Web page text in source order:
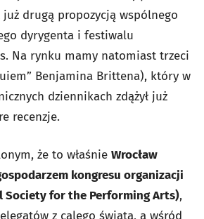
drugą propozycją wspólnego
dyrygenta i festiwalu
Na rynku mamy natomiast trzeci
Benjamina Brittena), który w
dziennikach zdążył już
recenzje.
że to właśnie Wrocław
kongresu organizacji
Society for the Performing Arts),
z calego świata, a wśród